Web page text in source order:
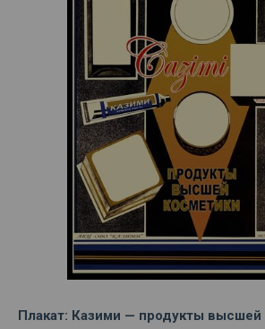
Плакат: Казими — продукты высшей